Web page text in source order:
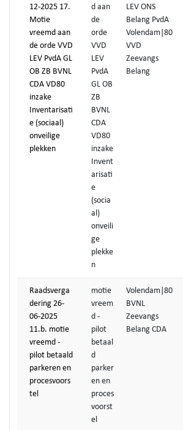
12-2025 17.
Motie
vreemd aan
de orde VVD
LEV PvdA GL
OB ZB BVNL
CDA VD80
inzake
Inventarisati
e (sociaal)
onveilige
plekken
d aan
de
orde
VVD
LEV
PvdA
GL OB
ZB
BVNL
CDA
VD80
inzake
Invent
arisati
e
(socia
al)
onveili
ge
plekke
n
LEV ONS
Belang PvdA
Volendam|80
VVD
Zeevangs
Belang
Raadsverga
dering 26-
06-2025
11.b. motie
vreemd -
pilot betaald
parkeren en
procesvoors
tel
motie
vreem
d -
pilot
betaal
d
parker
en en
proces
voorst
el
Volendam|80
BVNL
Zeevangs
Belang CDA